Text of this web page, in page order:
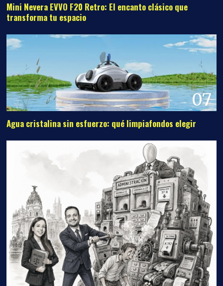
Mini Nevera EVVO F20 Retro: El encanto clásico que
transforma tu espacio
07
Agua cristalina sin esfuerzo: qué limpiafondos elegir